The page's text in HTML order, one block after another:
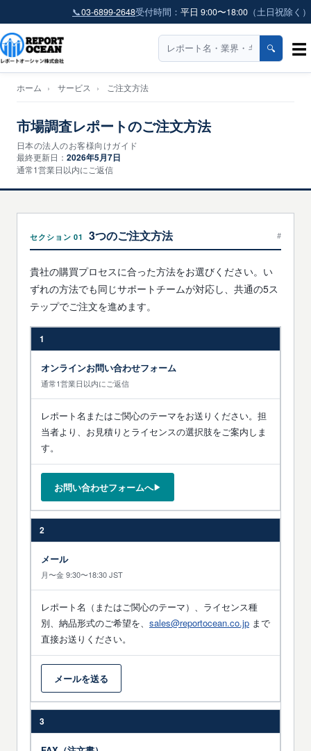
📞03-6899-2648受付時間： 平日 9:00〜18:00 （土日祝除く）
🔍 ☰
ホーム › サービス › ご注文方法
市場調査レポートのご注文方法
日本の法人のお客様向けガイド
最終更新日： 2026年5月7日
通常1営業日以内にご返信
セクション 01 3つのご注文方法 #
貴社の購買プロセスに合った方法をお選びください。い
ずれの方法でも同じサポートチームが対応し、共通の5ス
テップでご注文を進めます。
1
オンラインお問い合わせフォーム
通常1営業日以内にご返信
レポート名またはご関心のテーマをお送りください。担
当者より、お見積りとライセンスの選択肢をご案内しま
す。
お問い合わせフォームへ▶
2
メール
月〜金 9:30〜18:30 JST
レポート名（またはご関心のテーマ）、ライセンス種
別、納品形式のご希望を、 sales@reportocean.co.jp まで
直接お送りください。
メールを送る
3